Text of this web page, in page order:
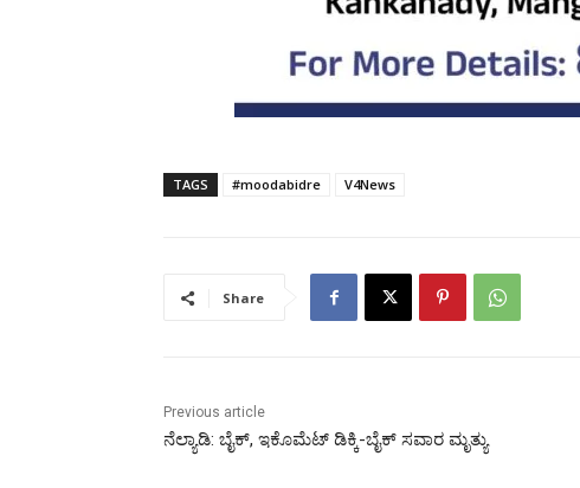
TAGS #moodabidre V4News
Share
Previous article
ನೆಲ್ಯಾಡಿ: ಬೈಕ್, ಇಕೊಮೆಟ್ ಡಿಕ್ಕಿ-ಬೈಕ್ ಸವಾರ ಮೃತ್ಯು